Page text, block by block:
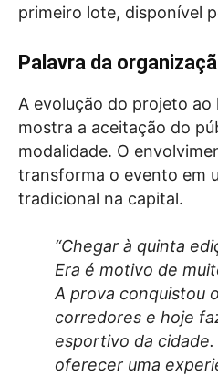
primeiro lote, disponível
Palavra da
A evolução do projeto ao
mostra a aceitação do
modalidade. O
transforma o evento em
tradicional na capital.
“Chegar à quinta
Era é motivo de
A prova conquistou
corredores e hoje
esportivo da cidade.
oferecer uma